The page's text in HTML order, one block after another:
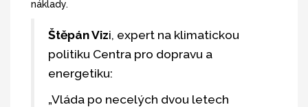
náklady.
Štěpán Vizi, expert na klimatickou
politiku Centra pro dopravu a
energetiku:
„Vláda po necelých dvou letech